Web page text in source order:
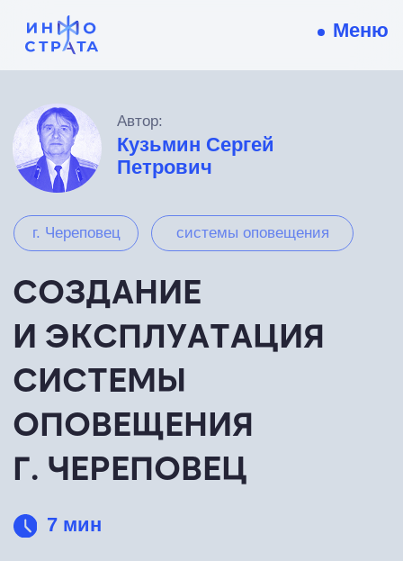
Петрович
г. Череповец системы оповещения
7 мин
И ЭКСПЛУАТАЦИЯ
ОПОВЕЩЕНИЯ
Г. ЧЕРЕПОВЕЦ
Создание и эксплуатация систем
оповещения каждого муниципального
образования имеет свои особенности,
обусловленные территориальными,
и иными факторами. В этой статье
приведён уникальный опыт создания